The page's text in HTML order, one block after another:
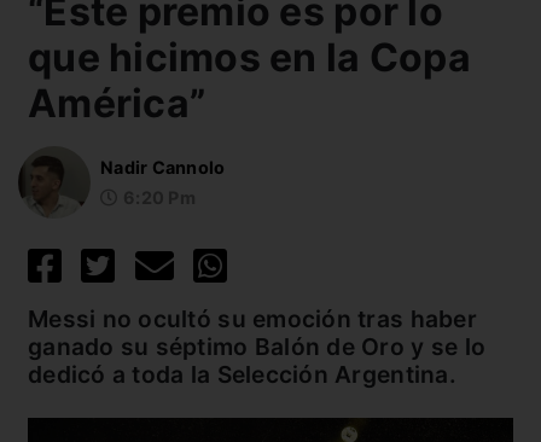
“Este premio es por lo
que hicimos en la Copa
América”
Nadir Cannolo
Messi no ocultó su emoción tras haber
ganado su séptimo Balón de Oro y se lo
dedicó a toda la Selección Argentina.